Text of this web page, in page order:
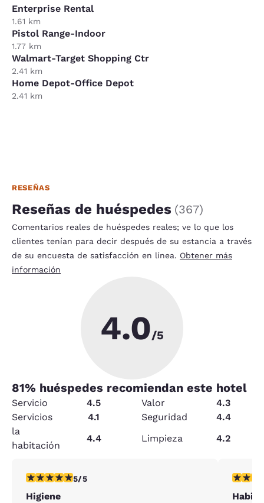
Enterprise Rental
1.61 km
Pistol Range-Indoor
1.77 km
Walmart-Target Shopping Ctr
2.41 km
Home Depot-Office Depot
2.41 km
RESEÑAS
Reseñas de huéspedes (367)
Comentarios reales de huéspedes reales; ve lo que los
clientes tenían para decir después de su estancia a través
de su encuesta de satisfacción en línea. Obtener más
información
4.0/5
81% huéspedes recomiendan este hotel
Servicio 4.5 Valor
4.3
Servicios
4.1 Seguridad
4.4
la
habitación
4.4 Limpieza 4.2
calificación de 5 estrellas. Excepcional. 1 reseña
5/5
Higiene